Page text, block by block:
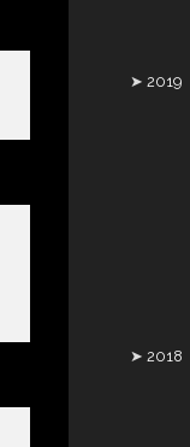
2019
2018